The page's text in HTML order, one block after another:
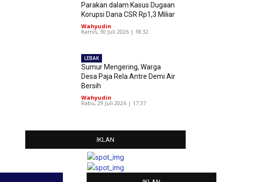
Parakan dalam Kasus Dugaan
Korupsi Dana CSR Rp1,3 Miliar
Wahyudin -
Kamis, 30 Juli 2026 | 18:32
LEBAK
Sumur Mengering, Warga
Desa Paja Rela Antre Demi Air
Bersih
Wahyudin -
Rabu, 29 Juli 2026 | 17:37
IKLAN